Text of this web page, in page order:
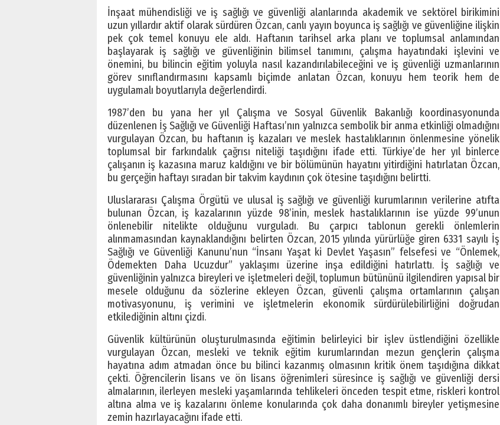
İnşaat mühendisliği ve iş sağlığı ve güvenliği alanlarında akademik ve sektörel birikimini
uzun yıllardır aktif olarak sürdüren Özcan, canlı yayın boyunca iş sağlığı ve güvenliğine ilişkin
pek çok temel konuyu ele aldı. Haftanın tarihsel arka planı ve toplumsal anlamından
başlayarak iş sağlığı ve güvenliğinin bilimsel tanımını, çalışma hayatındaki işlevini ve
önemini, bu bilincin eğitim yoluyla nasıl kazandırılabileceğini ve iş güvenliği uzmanlarının
görev sınıflandırmasını kapsamlı biçimde anlatan Özcan, konuyu hem teorik hem de
uygulamalı boyutlarıyla değerlendirdi.
1987’den bu yana her yıl Çalışma ve Sosyal Güvenlik Bakanlığı koordinasyonunda
düzenlenen İş Sağlığı ve Güvenliği Haftası’nın yalnızca sembolik bir anma etkinliği olmadığını
vurgulayan Özcan, bu haftanın iş kazaları ve meslek hastalıklarının önlenmesine yönelik
toplumsal bir farkındalık çağrısı niteliği taşıdığını ifade etti. Türkiye’de her yıl binlerce
çalışanın iş kazasına maruz kaldığını ve bir bölümünün hayatını yitirdiğini hatırlatan Özcan,
bu gerçeğin haftayı sıradan bir takvim kaydının çok ötesine taşıdığını belirtti.
Uluslararası Çalışma Örgütü ve ulusal iş sağlığı ve güvenliği kurumlarının verilerine atıfta
bulunan Özcan, iş kazalarının yüzde 98’inin, meslek hastalıklarının ise yüzde 99’unun
önlenebilir nitelikte olduğunu vurguladı. Bu çarpıcı tablonun gerekli önlemlerin
alınmamasından kaynaklandığını belirten Özcan, 2015 yılında yürürlüğe giren 6331 sayılı İş
Sağlığı ve Güvenliği Kanunu’nun “İnsanı Yaşat ki Devlet Yaşasın” felsefesi ve “Önlemek,
Ödemekten Daha Ucuzdur” yaklaşımı üzerine inşa edildiğini hatırlattı. İş sağlığı ve
güvenliğinin yalnızca bireyleri ve işletmeleri değil, toplumun bütününü ilgilendiren yapısal bir
mesele olduğunu da sözlerine ekleyen Özcan, güvenli çalışma ortamlarının çalışan
motivasyonunu, iş verimini ve işletmelerin ekonomik sürdürülebilirliğini doğrudan
etkilediğinin altını çizdi.
Güvenlik kültürünün oluşturulmasında eğitimin belirleyici bir işlev üstlendiğini özellikle
vurgulayan Özcan, mesleki ve teknik eğitim kurumlarından mezun gençlerin çalışma
hayatına adım atmadan önce bu bilinci kazanmış olmasının kritik önem taşıdığına dikkat
çekti. Öğrencilerin lisans ve ön lisans öğrenimleri süresince iş sağlığı ve güvenliği dersi
almalarının, ilerleyen mesleki yaşamlarında tehlikeleri önceden tespit etme, riskleri kontrol
altına alma ve iş kazalarını önleme konularında çok daha donanımlı bireyler yetişmesine
zemin hazırlayacağını ifade etti.